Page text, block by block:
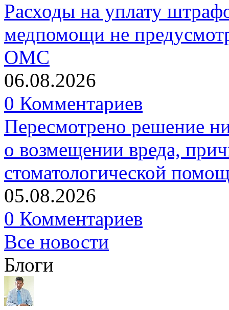
Расходы на уплату
медпомощи не
ОМС
06.08.2026
0 Комментариев
Пересмотрено решение
о возмещении вреда,
стоматологической
05.08.2026
0 Комментариев
Все новости
Блоги